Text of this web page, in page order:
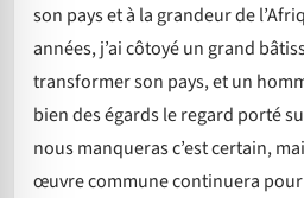
son pays et à la grandeur de
années, j’ai côtoyé un grand
transformer son pays, et un
bien des égards le regard porté
nous manqueras c’est certain,
œuvre commune continuera